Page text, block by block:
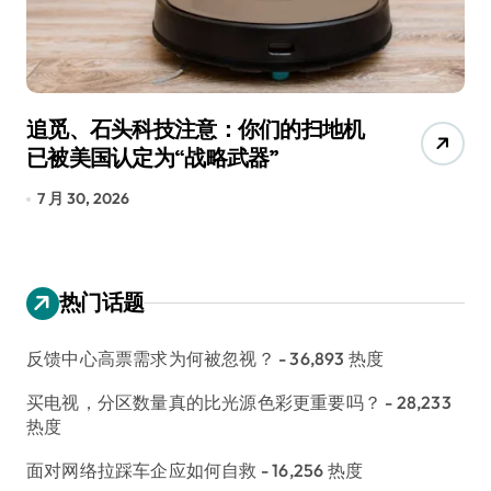
追觅、石头科技注意：你们的扫地机
已被美国认定为“战略武器”
7 月 30, 2026
热门话题
反馈中心高票需求为何被忽视？ - 36,893 热度
买电视，分区数量真的比光源色彩更重要吗？ - 28,233
热度
面对网络拉踩车企应如何自救 - 16,256 热度